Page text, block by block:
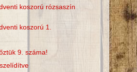
koszorú rózsaszín
koszorú 1.
9. száma!